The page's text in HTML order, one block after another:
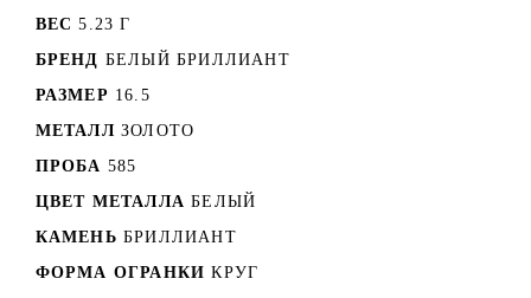
ВЕС 5.23 Г
БРЕНД БЕЛЫЙ БРИЛЛИАНТ
РАЗМЕР 16.5
МЕТАЛЛ ЗОЛОТО
ПРОБА 585
ЦВЕТ МЕТАЛЛА БЕЛЫЙ
КАМЕНЬ БРИЛЛИАНТ
ФОРМА ОГРАНКИ КРУГ